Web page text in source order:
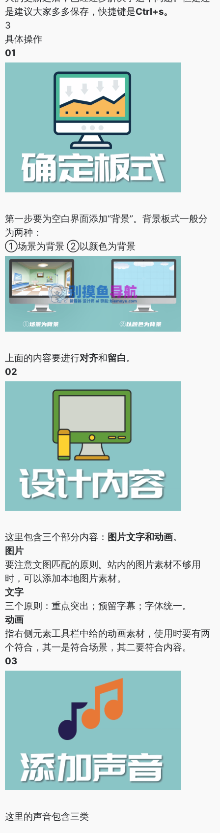
是建议大家多多保存，快捷键是Ctrl+s。
3
具体操作
01
第一步要为空白界面添加“背景”。背景板式一般分
为两种：
①场景为背景 ②以颜色为背景
上面的内容要进行对齐和留白。
02
这里包含三个部分内容： 图片文字和动画。
图片
要注意文图匹配的原则。站内的图片素材不够用
时，可以添加本地图片素材。
文字
三个原则：重点突出；预留字幕；字体统一。
动画
指右侧元素工具栏中给的动画素材，使用时要有两
个符合，其一是符合场景，其二要符合内容。
03
这里的声音包含三类